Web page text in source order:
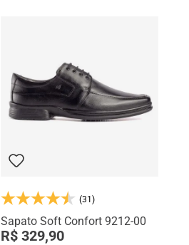
(31)
Sapato Soft Confort 9212-00
R$ 329,90